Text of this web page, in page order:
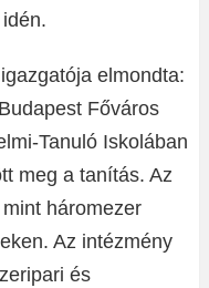
elmondta:
Főváros
Tanuló Iskolában
meg a tanítás. Az
háromezer
Az intézmény
és